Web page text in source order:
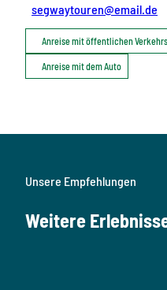
segwaytouren@email.de
Anreise mit öffentlichen
Anreise mit dem Auto
Unsere Empfehlungen
Weitere